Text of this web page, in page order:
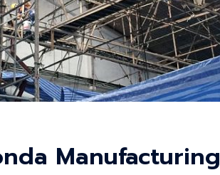
Manufacturing